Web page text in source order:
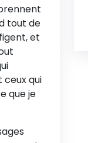
tout de
et
qui
que je